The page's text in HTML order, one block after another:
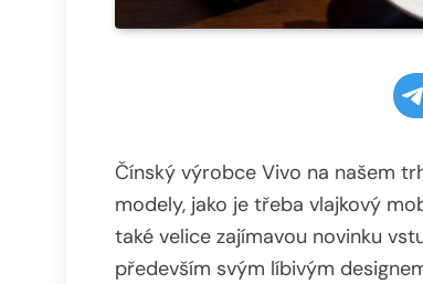
Čínský výrobce Vivo na našem
modely, jako je třeba vlajkový
také velice zajímavou novinku
především svým líbivým